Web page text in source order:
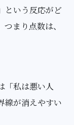
という反応がど
まり点数は、
「私は悪い人
線が消えやすい